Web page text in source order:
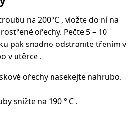
na 200°C , vložte do ní na
ořechy. Pečte 5 – 10
pak snadno odstraníte třením v
v utěrce .
ořechy nasekejte nahrubo.
snižte na 190 ° C .